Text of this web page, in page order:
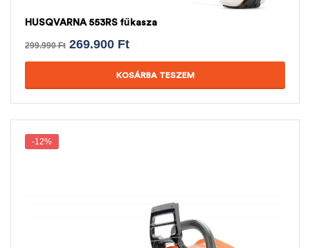
HUSQVARNA 553RS fűkasza
299.990Ft 269.900 Ft
KOSÁRBA TESZEM
-12%